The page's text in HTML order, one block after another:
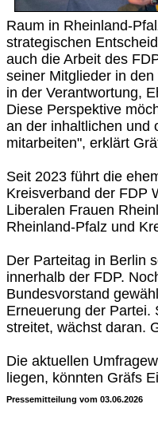
Raum in Rheinland-
strategischen
auch die Arbeit des
seiner Mitglieder in
in der Verantwortung,
Diese Perspektive
an der inhaltlichen und
mitarbeiten", erklärt
Seit 2023 führt die
Kreisverband der FDP
Liberalen Frauen
Rheinland-Pfalz und
Der Parteitag in Berlin
innerhalb der FDP.
Bundesvorstand
Erneuerung der Partei.
streitet, wächst daran.
Die aktuellen
liegen, könnten Gräfs
Pressemitteilung vom 03.06.2026